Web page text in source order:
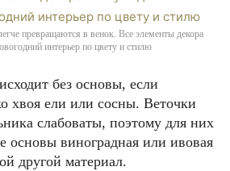
превращаются в венок. Все элементы декора
интерьер по цвету и стилю
без основы, если
хвоя ели или сосны. Веточки
слабоваты, поэтому для них
основы виноградная или ивовая
другой материал.